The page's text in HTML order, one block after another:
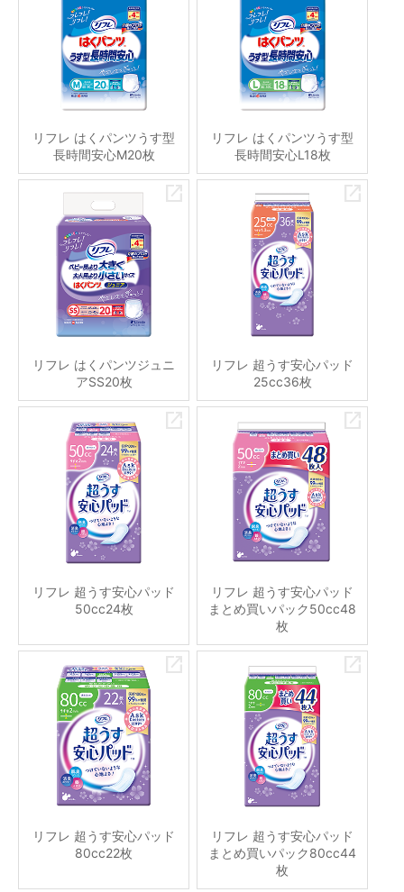
リフレ はくパンツうす型
長時間安心M20枚
リフレ はくパンツうす型
長時間安心L18枚
リフレ はくパンツジュニ
アSS20枚
リフレ 超うす安心パッド
25cc36枚
リフレ 超うす安心パッド
50cc24枚
リフレ 超うす安心パッド
まとめ買いパック50cc48
枚
リフレ 超うす安心パッド
80cc22枚
リフレ 超うす安心パッド
まとめ買いパック80cc44
枚